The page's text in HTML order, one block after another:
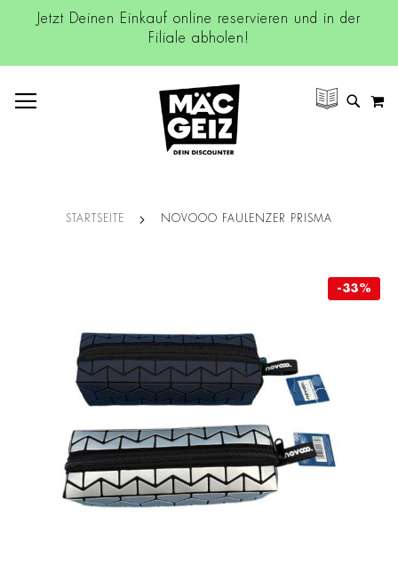
Jetzt Deinen Einkauf online reservieren und in der
Filiale abholen!
SUCHE
STARTSEITE NOVOOO FAULENZER PRISMA
-33%
-33%